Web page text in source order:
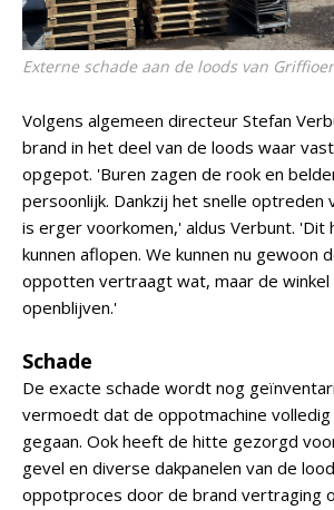
Externe schade aan de loods van
Volgens algemeen directeur Stefan
brand in het deel van de loods waar
opgepot. 'Buren zagen de rook en
persoonlijk. Dankzij het snelle optreden
is erger voorkomen,' aldus Verbunt. 'Dit
kunnen aflopen. We kunnen nu gewoon
oppotten vertraagt wat, maar de winkel
openblijven.'
Schade
De exacte schade wordt nog
vermoedt dat de oppotmachine
gegaan. Ook heeft de hitte gezorgd
gevel en diverse dakpanelen van de
oppotproces door de brand vertraging